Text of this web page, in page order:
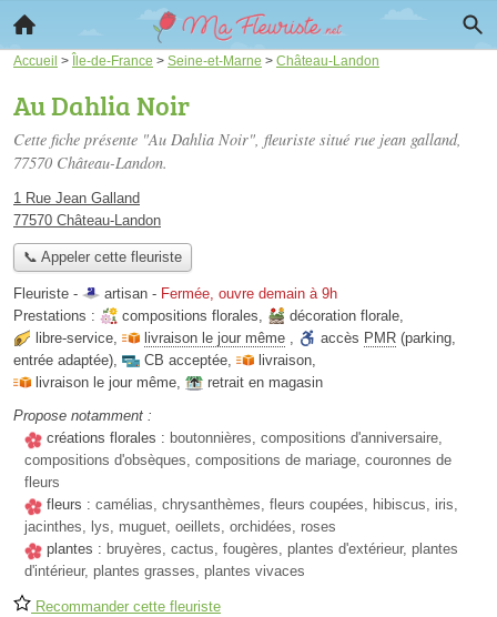
Accueil > Île-de-France > Seine-et-Marne > Château-Landon
Au Dahlia Noir
Cette fiche présente "Au Dahlia Noir", fleuriste situé rue jean galland,
77570 Château-Landon.
1 Rue Jean Galland
77570 Château-Landon
📞 Appeler cette fleuriste
Fleuriste - artisan - Fermée, ouvre demain à 9h
Prestations :
compositions florales, décoration florale,
libre-service, livraison le jour même , accès PMR (parking,
entrée adaptée), CB acceptée, livraison,
livraison le jour même,
retrait en magasin
Propose notamment :
créations florales : boutonnières, compositions d'anniversaire,
compositions d'obsèques, compositions de mariage, couronnes de
fleurs
fleurs : camélias, chrysanthèmes, fleurs coupées, hibiscus, iris,
jacinthes, lys, muguet, oeillets, orchidées, roses
plantes : bruyères, cactus, fougères, plantes d'extérieur, plantes
d'intérieur, plantes grasses, plantes vivaces
Recommander cette fleuriste